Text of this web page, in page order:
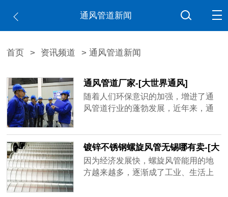
通风管道新闻
首页 > 资讯频道 > 通风管道新闻
通风管道厂家-[大世界通风]
随着人们环保意识的加强，增进了通
风管道行业的蓬勃发展，近年来，通
家偷工减料已成常态，比如客户要求
用1mm的板材做，实际到手可能是0.6
厚、0.8厚，看似价格实惠，在实际使
用过程中容易出现状况，运送带粉尘
镀锌不锈钢螺旋风管无锡哪有卖-[大
世界]
因为经济发展快，螺旋风管能用的地
方越来越多，逐渐成了工业、生活上